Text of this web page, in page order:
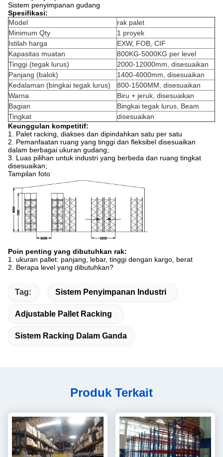
Sistem penyimpanan gudang
Spesifikasi:
Model
rak palet
Minimum Qty
1 proyek
Istilah harga
EXW, FOB, CIF
Kapasitas muatan
800KG-5000KG per level
Tinggi (tegak lurus)
2000-12000mm, disesuaikan
Panjang (balok)
1400-4000mm, disesuaikan
Kedalaman (bingkai tegak lurus)
800-1500MM, disesuaikan
Warna
Biru + jeruk, disesuaikan
Bagian
Bingkai tegak lurus, Beam
Tingkat
disesuaikan
Keunggulan kompetitif:
1. Palet racking, diakses dan dipindahkan satu per satu
2. Pemanfaatan ruang yang tinggi dan fleksibel disesuaikan
dalam berbagai ukuran gudang;
3. Luas pilihan untuk industri yang berbeda dan ruang tingkat
disesuaikan;
Tampilan foto
Poin penting yang dibutuhkan rak:
1. ukuran pallet: panjang, lebar, tinggi dengan kargo, berat
2. Berapa level yang dibutuhkan?
Tag: Sistem Penyimpanan Industri
Adjustable Pallet Racking
Sistem Racking Dalam Ganda
Produk Terkait